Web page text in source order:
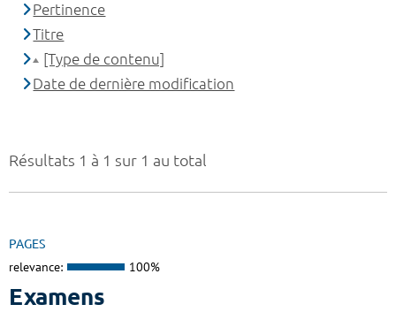
Résultats 1 à 1 sur 1 au total
PAGES
relevance: 100%
Examens
Pertinence
Titre
[Type de contenu]
Date de dernière modification